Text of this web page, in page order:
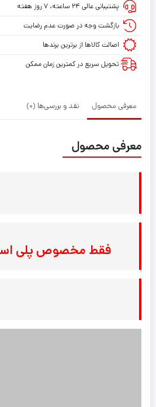
Joker
Phoenix
پشتیبانی عالی ۲۴ ساعته، ۷ روز هفته
بازگشت وجه در صورت عدم رضایت
اصالت کالاها از برترین برندها
تحویل سریع در کمترین زمان ممکن
معرفی محصول نقد و بررسی‌ها (0)
معرفی محصول
فقط مخصوص پلی